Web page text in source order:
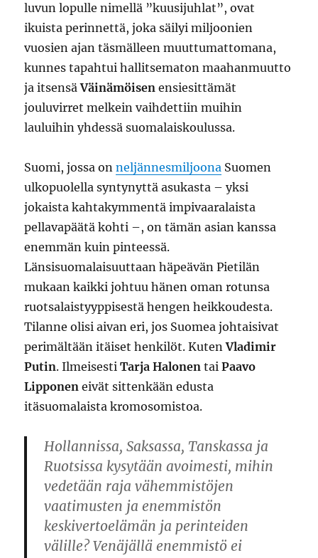
luvun lopulle nimellä ”kuusijuhlat”, ovat
ikuista perinnettä, joka säilyi miljoonien
vuosien ajan täsmälleen muuttumattomana,
kunnes tapahtui hallitsematon maahanmuutto
ja itsensäVäinämöisen ensiesittämät
jouluvirret melkein vaihdettiin muihin
lauluihin yhdessä suomalaiskoulussa.
Suomi, jossa onneljännesmiljoona Suomen
ulkopuolella syntynyttä asukasta – yksi
jokaista kahtakymmentä impivaaralaista
pellavapäätä kohti –, on tämän asian kanssa
enemmän kuin pinteessä.
Länsisuomalaisuuttaan häpeävän Pietilän
mukaan kaikki johtuu hänen oman rotunsa
ruotsalaistyyppisestä hengen heikkoudesta.
Tilanne olisi aivan eri, jos Suomea johtaisivat
perimältään itäiset henkilöt. KutenVladimir
Putin. IlmeisestiTarja Halonen taiPaavo
Lipponen eivät sittenkään edusta
itäsuomalaista kromosomistoa.
Hollannissa, Saksassa, Tanskassa ja
Ruotsissa kysytään avoimesti, mihin
vedetään raja vähemmistöjen
vaatimusten ja enemmistön
keskivertoelämän ja perinteiden
välille? Venäjällä enemmistö ei